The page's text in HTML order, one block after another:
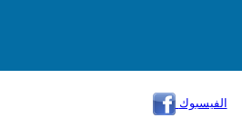
الفيسبوك